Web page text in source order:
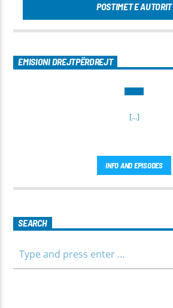
POSTIMET E AUTORIT
EMISIONI DREJTPËRDREJT
[...]
INFO AND EPISODES
SEARCH